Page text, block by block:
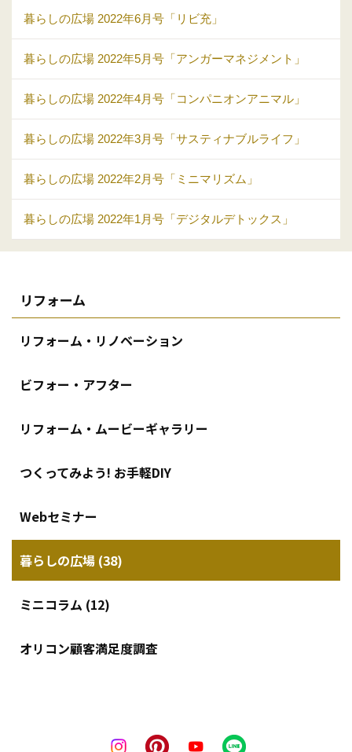
暮らしの広場 2022年6月号「リビ充」
暮らしの広場 2022年5月号「アンガーマネジメント」
暮らしの広場 2022年4月号「コンパニオンアニマル」
暮らしの広場 2022年3月号「サスティナブルライフ」
暮らしの広場 2022年2月号「ミニマリズム」
暮らしの広場 2022年1月号「デジタルデトックス」
リフォーム
リフォーム・リノベーション
ビフォー・アフター
リフォーム・ムービーギャラリー
つくってみよう! お手軽DIY
Webセミナー
暮らしの広場 (38)
ミニコラム (12)
オリコン顧客満足度調査